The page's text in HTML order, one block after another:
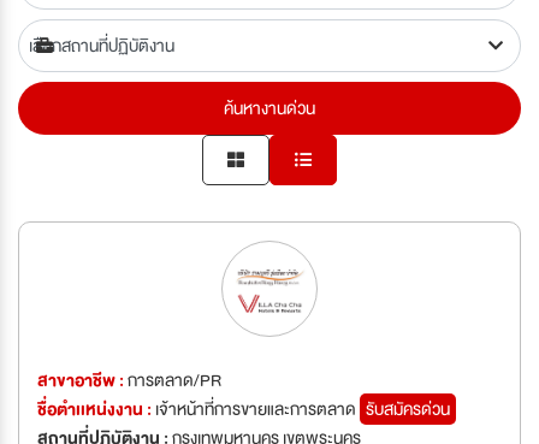
ค้นหางานด่วน
สาขาอาชีพ :การตลาด/PR
ชื่อตำเเหน่งงาน : เจ้าหน้าที่การขายและการตลาด รับสมัครด่วน
สถานที่ปฏิบัติงาน :กรุงเทพมหานคร เขตพระนคร